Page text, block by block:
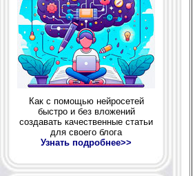
Как с помощью нейросетей
быстро и без вложений
создавать качественные статьи
для своего блога
Узнать подробнее>>